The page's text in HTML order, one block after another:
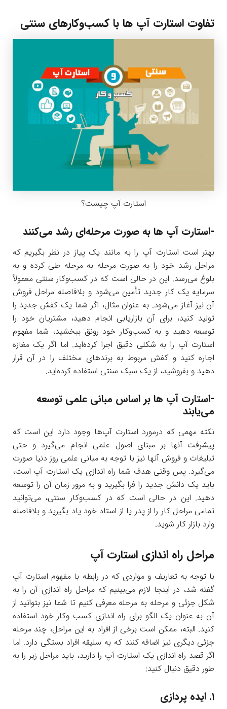
تفاوت استارت آپ ها با کسب‌و‌کارهای سنتی
استارت آپ چیست؟
-استارت آپ ها به صورت مرحله‌ای رشد می‌کنند
بهتر است استارت آپ را به مانند یک پیاز در نظر بگیریم که
مراحل رشد خود را به صورت مرحله به مرحله طی کرده و به
بلوغ می‌رسد. این در حالی است که در کسب‌و‌کار سنتی معمولاً
سرمایه یک کار جدید تأمین می‌شود و بلافاصله مراحل فروش
آن نیز آغاز می‌شود. به عنوان مثال، اگر شما یک کفش جدید را
تولید کنید، برای آن بازاریابی انجام دهید، مشتریان خود را
توسعه دهید و به کسب‌و‌کار خود رونق ببخشید، شما مفهوم
استارت آپ را به شکلی دقیق اجرا کرده‌اید. اما اگر یک مغازه
اجاره کنید و کفش مربوط به برندهای مختلف را در آن قرار
دهید و بفروشید، از یک سبک سنتی استفاده کرده‌اید.
-استارت آپ ها بر اساس مبانی علمی توسعه
می‌یابند
نکته مهمی که درمورد استارت آپ‌ها وجود دارد این است که
پیشرفت آنها بر مبنای اصول علمی انجام می‌گیرد و حتی
تبلیغات و فروش آنها نیز با توجه به مبانی علمی روز دنیا صورت
می‌گیرد. پس وقتی هدف شما راه اندازی یک استارت آپ است،
باید یک دانش جدید را فرا بگیرید و به مرور زمان آن را توسعه
دهید. این در حالی است که در کسب‌و‌کار سنتی، می‌توانید
تمامی مراحل کار را از پدر یا از استاد خود یاد بگیرید و بلافاصله
وارد بازار کار شوید.
مراحل راه اندازی استارت آپ
با توجه به تعاریف و مواردی که در رابطه با مفهوم استارت آپ
گفته شد، در اینجا لازم می‌بینیم که مراحل راه اندازی آن را به
شکل جزئی و مرحله به مرحله معرفی کنیم تا شما نیز بتوانید از
آن به عنوان یک الگو برای راه اندازی کسب‌ وکار خود استفاده
کنید. البته، ممکن است برخی از افراد به این مراحل، چند مرحله
جزئی دیگری نیز اضافه کنند که به سلیقه افراد بستگی دارد. اما
اگر قصد راه اندازی یک استارت آپ را دارید، باید مراحل زیر را به
طور دقیق دنبال کنید:
۱. ایده پردازی